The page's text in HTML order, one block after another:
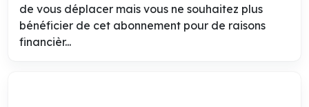
de vous déplacer mais vous ne souhaitez plus
bénéficier de cet abonnement pour de raisons
financièr...